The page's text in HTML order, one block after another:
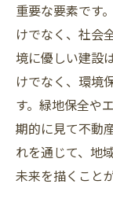
重要な要素です
けでなく、社会
境に優しい建設
けでなく、環境
す。緑地保全や
期的に見て不動
れを通じて、地
未来を描くこと